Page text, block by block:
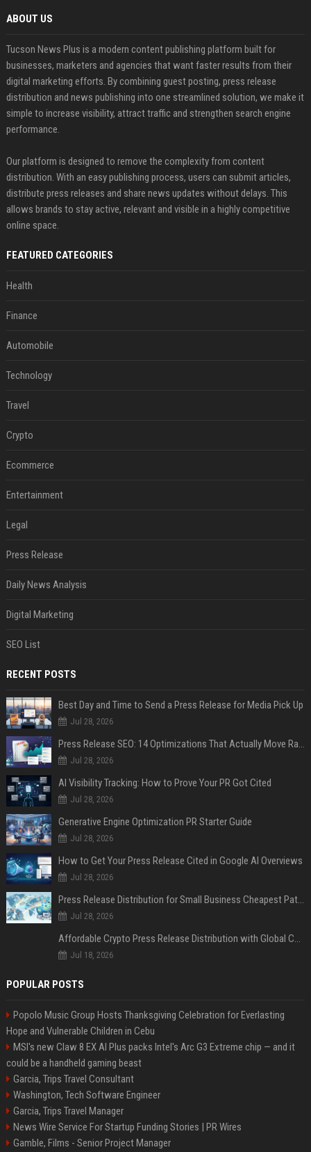
ABOUT US
Tucson News Plus is a modern content publishing platform built for
businesses, marketers and agencies that want faster results from their
digital marketing efforts. By combining guest posting, press release
distribution and news publishing into one streamlined solution, we make it
simple to increase visibility, attract traffic and strengthen search engine
performance.
Our platform is designed to remove the complexity from content
distribution. With an easy publishing process, users can submit articles,
distribute press releases and share news updates without delays. This
allows brands to stay active, relevant and visible in a highly competitive
online space.
FEATURED CATEGORIES
Health
Finance
Automobile
Technology
Travel
Crypto
Ecommerce
Entertainment
Legal
Press Release
Daily News Analysis
Digital Marketing
SEO List
RECENT POSTS
Best Day and Time to Send a Press Release for Media Pick Up
Jul 28, 2026
Press Release SEO: 14 Optimizations That Actually Move Rankings
Jul 28, 2026
AI Visibility Tracking: How to Prove Your PR Got Cited
Jul 28, 2026
Generative Engine Optimization PR Starter Guide
Jul 28, 2026
How to Get Your Press Release Cited in Google AI Overviews
Jul 28, 2026
Press Release Distribution for Small Business Cheapest Path to Real Coverage
Jul 28, 2026
Affordable Crypto Press Release Distribution with Global Coverage
Jul 18, 2026
POPULAR POSTS
Popolo Music Group Hosts Thanksgiving Celebration for Everlasting
Hope and Vulnerable Children in Cebu
MSI's new Claw 8 EX AI Plus packs Intel's Arc G3 Extreme chip — and it
could be a handheld gaming beast
Garcia, Trips Travel Consultant
Washington, Tech Software Engineer
Garcia, Trips Travel Manager
News Wire Service For Startup Funding Stories | PR Wires
Gamble, Films - Senior Project Manager